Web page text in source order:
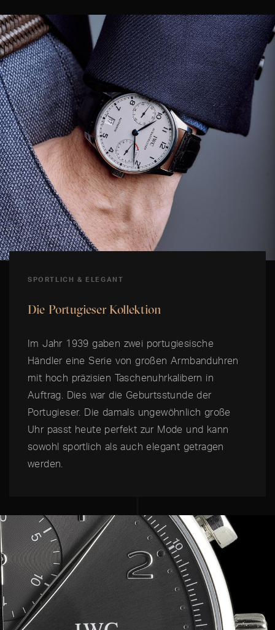
SPORTLICH & ELEGANT
Die Portugieser Kollektion
Im Jahr 1939 gaben zwei portugiesische
Händler eine Serie von großen Armbanduhren
mit hoch präzisien Taschenuhrkalibern in
Auftrag. Dies war die Geburtsstunde der
Portugieser. Die damals ungewöhnlich große
Uhr passt heute perfekt zur Mode und kann
sowohl sportlich als auch elegant getragen
werden.